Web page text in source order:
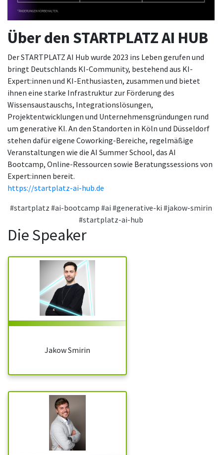
Über den STARTPLATZ AI HUB
Der STARTPLATZ AI Hub wurde 2023 ins Leben gerufen und
bringt Deutschlands KI-Community, bestehend aus KI-
Expert:innen und KI-Enthusiasten, zusammen und bietet
ihnen eine starke Infrastruktur zur Förderung des
Wissensaustauschs, Integrationslösungen,
Projektentwicklungen und Unternehmensgründungen rund
um generative KI. An den Standorten in Köln und Düsseldorf
stehen dafür eigene Coworking-Bereiche, regelmäßige
Veranstaltungen wie die AI Summer School, das AI
Bootcamp, Online-Ressourcen sowie Beratungssessions von
Expert:innen bereit.
https://startplatz-ai-hub.de
#startplatz #ai-bootcamp #ai #generative-ki #jakow-smirin
#startplatz-ai-hub
Die Speaker
Jakow Smirin